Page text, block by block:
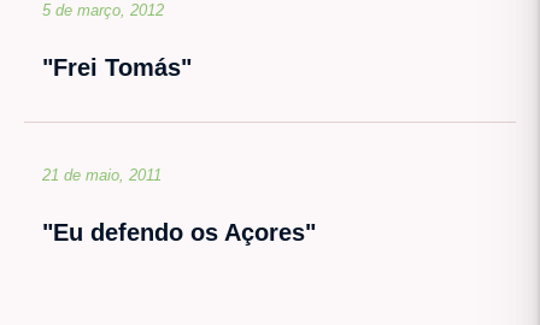
5 de março, 2012
"Frei Tomás"
21 de maio, 2011
"Eu defendo os Açores"